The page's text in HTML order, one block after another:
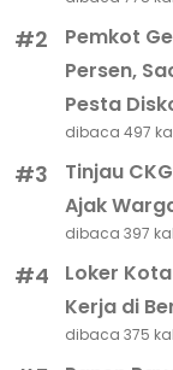
#2
Pemkot
Persen,
Pesta
dibaca 497
#3
Tinjau
Ajak
dibaca 397
#4
Loker
Kerja di
dibaca 375